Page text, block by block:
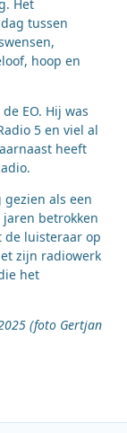
Het
tussen
hoop en
EO. Hij was
5 en viel al
heeft
als een
betrokken
de luisteraar op
zijn radiowerk
het
(foto Gertjan